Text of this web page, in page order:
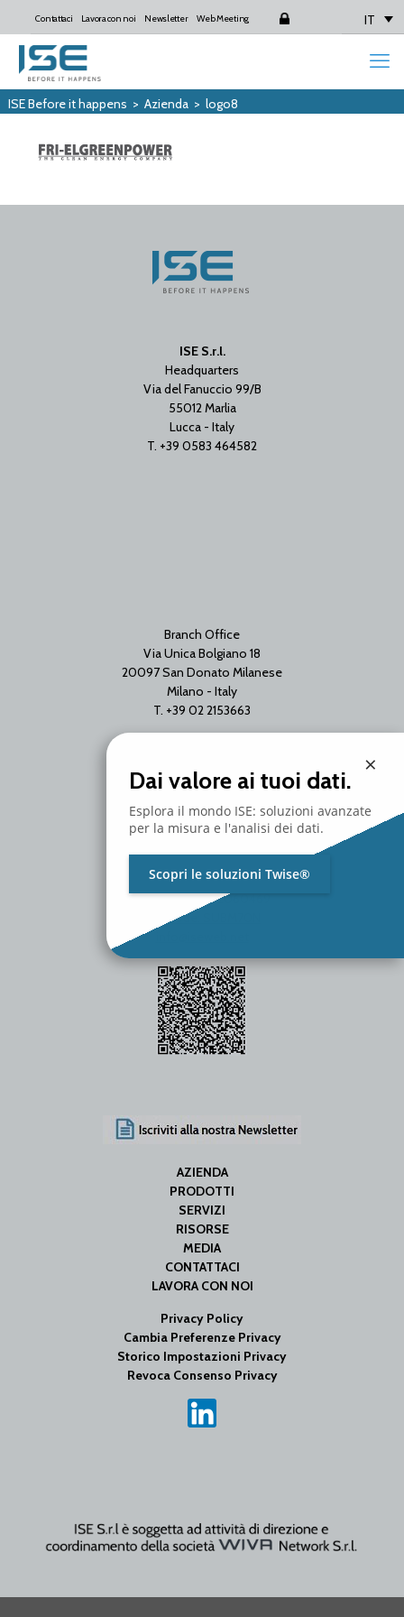
Contattaci Lavora con noi Newsletter Web Meeting IT
ISE Before it happens > Azienda> logo8
ISE S.r.l.
Headquarters
Via del Fanuccio 99/B
55012 Marlia
Lucca - Italy
T. +39 0583 464582
Branch Office
Via Unica Bolgiano 18
20097 San Donato Milanese
Milano - Italy
T. +39 02 2153663
P.Iva / C.F. 01642060469
SDI Code: SUBM70N
AZIENDA
PRODOTTI
SERVIZI
RISORSE
MEDIA
CONTATTACI
LAVORA CON NOI
Privacy Policy
Cambia Preferenze Privacy
Storico Impostazioni Privacy
Revoca Consenso Privacy
×
Dai valore ai tuoi dati.
Esplora il mondo ISE: soluzioni avanzate
per la misura e l'analisi dei dati.
Scopri le soluzioni Twise®